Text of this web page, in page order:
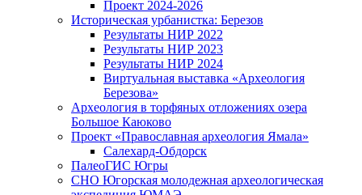
Проект 2024-2026
Историческая урбанистка: Березов
Результаты НИР 2022
Результаты НИР 2023
Результаты НИР 2024
Виртуальная выставка «Археология
Березова»
Археология в торфяных отложениях озера
Большое Каюково
Проект «Православная археология Ямала»
Салехард-Обдорск
ПалеоГИС Югры
СНО Югорская молодежная археологическая